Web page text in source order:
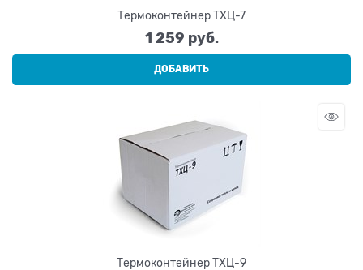
Термоконтейнер ТХЦ-7
1 259 руб.
ДОБАВИТЬ
Термоконтейнер ТХЦ-9